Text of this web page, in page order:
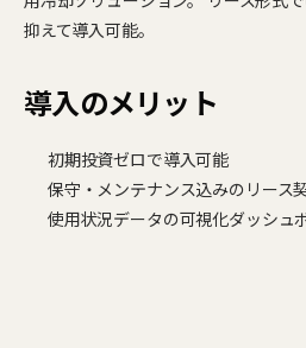
抑えて導入可能。
導入のメリット
初期投資ゼロで導入可能
保守・メンテナンス込みのリース
使用状況データの可視化ダッシュ